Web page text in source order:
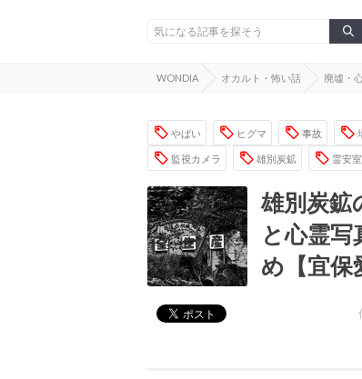
WONDIA オカルト・怖い話 廃墟・
やばい ヒグマ 事故
監視カメラ 雄別炭鉱 霊安室
雄別炭鉱
と心霊
め【宜保